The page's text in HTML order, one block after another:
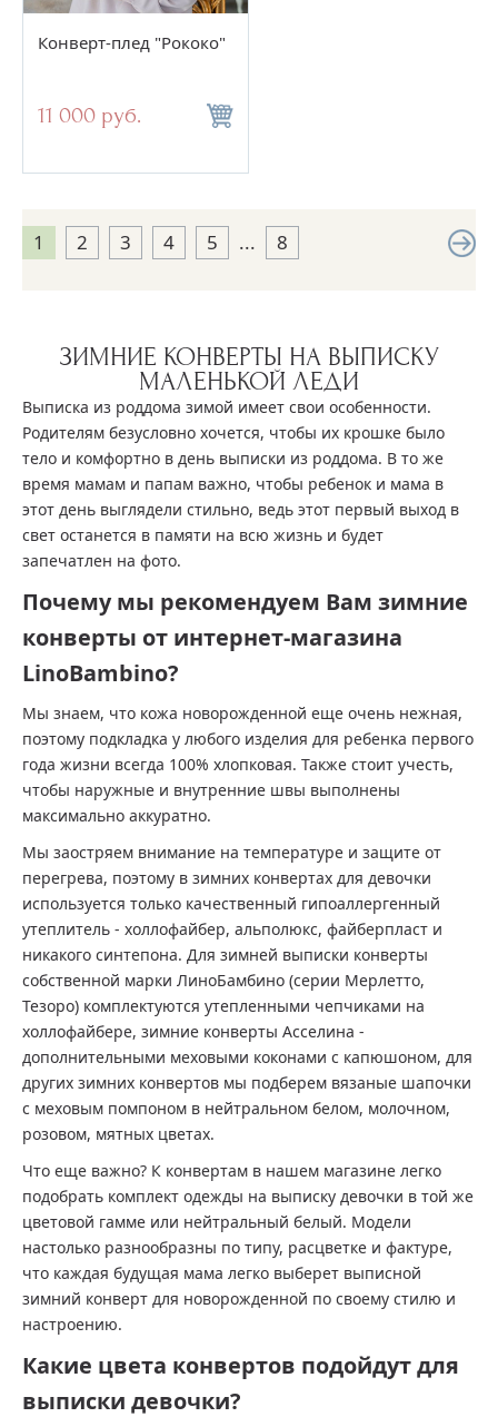
Конверт-плед "Рококо"
11 000 руб.
1 2 3 4 5 ... 8
ЗИМНИЕ КОНВЕРТЫ НА ВЫПИСКУ
МАЛЕНЬКОЙ ЛЕДИ
Выписка из роддома зимой имеет свои особенности.
Родителям безусловно хочется, чтобы их крошке было
тело и комфортно в день выписки из роддома. В то же
время мамам и папам важно, чтобы ребенок и мама в
этот день выглядели стильно, ведь этот первый выход в
свет останется в памяти на всю жизнь и будет
запечатлен на фото.
Почему мы рекомендуем Вам зимние
конверты от интернет-магазина
LinoBambino?
Мы знаем, что кожа новорожденной еще очень нежная,
поэтому подкладка у любого изделия для ребенка первого
года жизни всегда 100% хлопковая. Также стоит учесть,
чтобы наружные и внутренние швы выполнены
максимально аккуратно.
Мы заостряем внимание на температуре и защите от
перегрева, поэтому в зимних конвертах для девочки
используется только качественный гипоаллергенный
утеплитель - холлофайбер, альполюкс, файберпласт и
никакого синтепона. Для зимней выписки конверты
собственной марки ЛиноБамбино (серии Мерлетто,
Тезоро) комплектуются утепленными чепчиками на
холлофайбере, зимние конверты Асселина -
дополнительными меховыми коконами с капюшоном, для
других зимних конвертов мы подберем вязаные шапочки
с меховым помпоном в нейтральном белом, молочном,
розовом, мятных цветах.
Что еще важно? К конвертам в нашем магазине легко
подобрать комплект одежды на выписку девочки в той же
цветовой гамме или нейтральный белый. Модели
настолько разнообразны по типу, расцветке и фактуре,
что каждая будущая мама легко выберет выписной
зимний конверт для новорожденной по своему стилю и
настроению.
Какие цвета конвертов подойдут для
выписки девочки?